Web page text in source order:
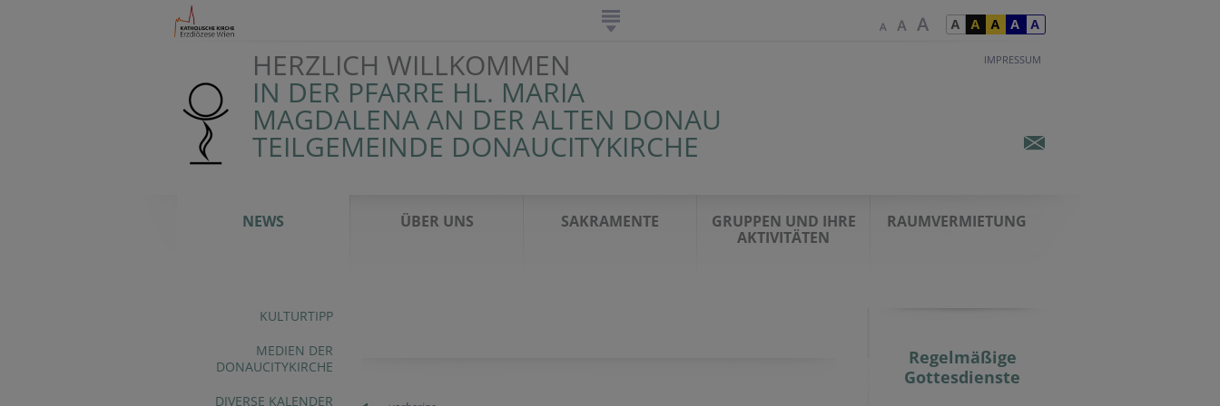
IMPRESSUM
HERZLICH WILLKOMMEN
IN DER PFARRE HL. MARIA
MAGDALENA AN DER ALTEN DONAU
TEILGEMEINDE DONAUCITYKIRCHE
NEWS ÜBER UNS SAKRAMENTE
GRUPPEN UND IHRE
AKTIVITÄTEN
RAUMVERMIETUNG
KULTURTIPP
MEDIEN DER
DONAUCITYKIRCHE
DIVERSE KALENDER
Regelmäßige
Gottesdienste